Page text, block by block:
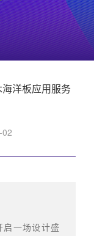
洋板应用服务
一场设计盛